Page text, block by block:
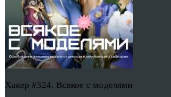
Хакер #324. Всякое с моделями